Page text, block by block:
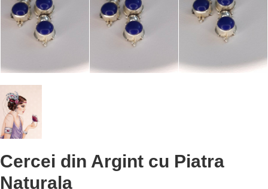
Cercei din Argint cu Piatra
Naturala